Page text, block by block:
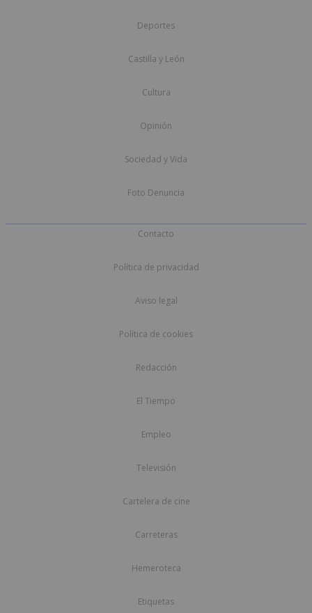
Deportes
Castilla y León
Cultura
Opinión
Sociedad y Vida
Foto Denuncia
Contacto
Política de privacidad
Aviso legal
Política de cookies
Redacción
El Tiempo
Empleo
Televisión
Cartelera de cine
Carreteras
Hemeroteca
Etiquetas